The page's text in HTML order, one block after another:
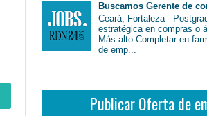
Buscamos Gerente de
Ceará, Fortaleza -
estratégica en compras o
Más alto Completar en
de emp...
Publicar Oferta de